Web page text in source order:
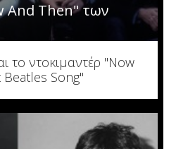
And Then" των
το ντοκιμαντέρ "Now
Song"